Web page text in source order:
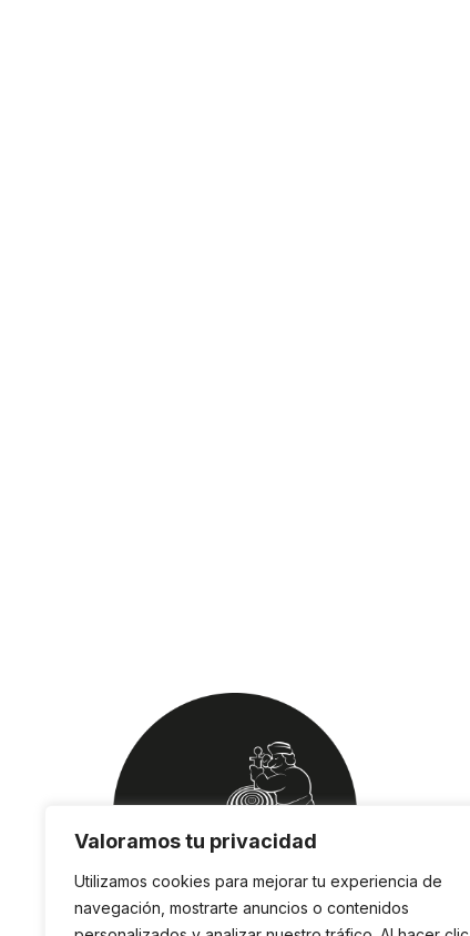
Valoramos tu privacidad
Utilizamos cookies para mejorar tu experiencia de
navegación, mostrarte anuncios o contenidos